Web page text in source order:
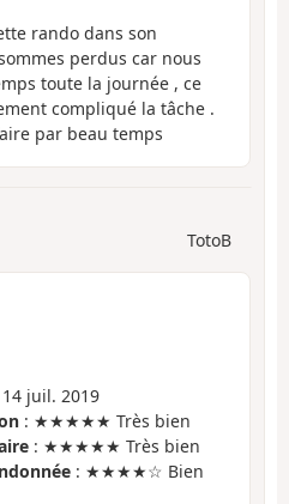
rando dans son
perdus car nous
toute la journée , ce
compliqué la tâche .
par beau temps
TotoB
14 juil. 2019
: ★★★★★ Très bien
: ★★★★★ Très bien
: ★★★★☆ Bien